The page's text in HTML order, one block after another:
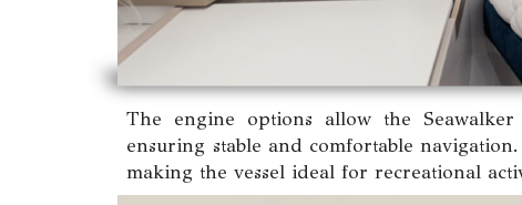
The engine options allow the
ensuring stable and comfortable
making the vessel ideal for recreational